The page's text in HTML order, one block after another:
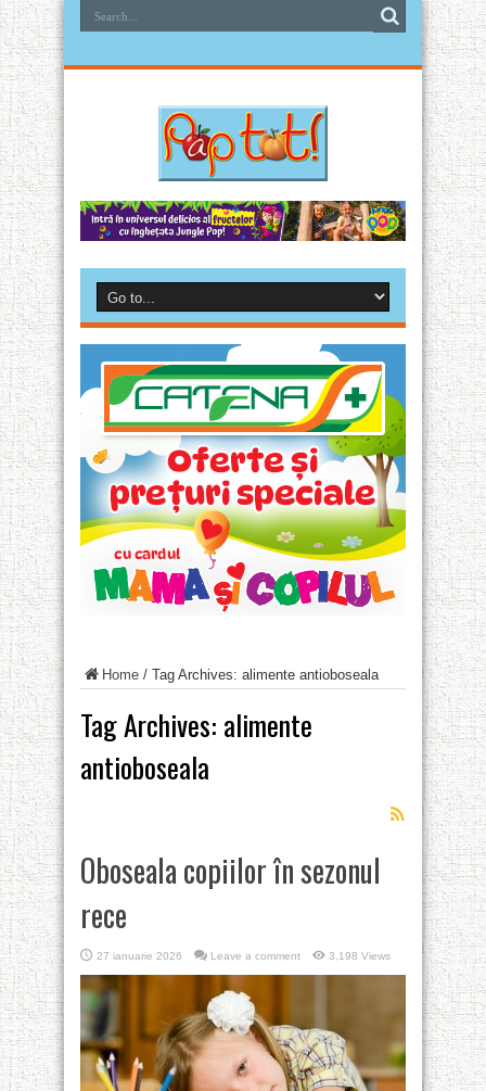
Home / Tag Archives: alimente antioboseala
Tag Archives: alimente
antioboseala
Oboseala copiilor în sezonul
rece
27 ianuarie 2026 Leave a comment 3,198 Views